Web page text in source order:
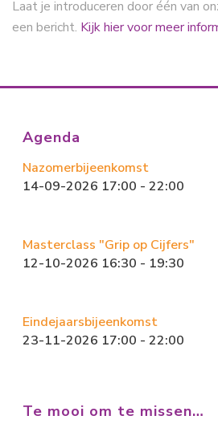
Laat je introduceren door één van
een bericht. Kijk hier voor meer
Agenda
Nazomerbijeenkomst
14-09-2026 17:00 - 22:00
Masterclass "Grip op Cijfers"
12-10-2026 16:30 - 19:30
Eindejaarsbijeenkomst
23-11-2026 17:00 - 22:00
Te mooi om te missen…